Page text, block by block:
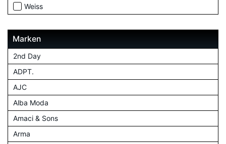
Weiss
Marken
2nd Day
ADPT.
AJC
Alba Moda
Amaci & Sons
Arma